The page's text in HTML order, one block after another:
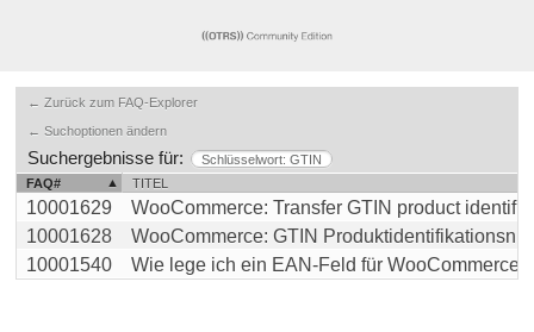
← Zurück zum FAQ-Explorer
← Suchoptionen ändern
Suchergebnisse für:
Schlüsselwort: GTIN
FAQ#
TITEL
10001629
WooCommerce: Transfer GTIN product
10001628
WooCommerce: GTIN
10001540
Wie lege ich ein EAN-Feld für WooCommerce